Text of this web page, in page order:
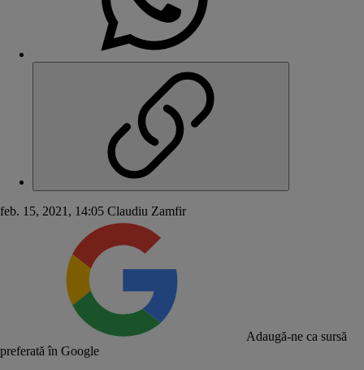
feb. 15, 2021, 14:05 Claudiu Zamfir
Adaugă-ne ca sursă
preferată în Google